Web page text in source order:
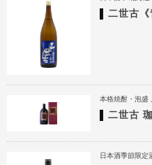
二世古《
本格焼酎・泡盛
二世古
日本酒季節限定